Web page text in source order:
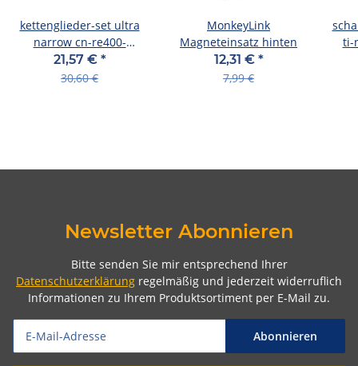
kettenglieder-set ultra
narrow cn-re400-
r1134758 breite 5,9mm,
hd-link
21,57 € *
30,60 €
MonkeyLink
Magneteinsatz hinten
12,31 € *
7,99 €
ti-
Newsletter Abonnieren
Bitte senden Sie mir entsprechend Ihrer
Datenschutzerklärung regelmäßig und jederzeit widerruflich
Informationen zu Ihrem Produktsortiment per E-Mail zu.
Abonnieren